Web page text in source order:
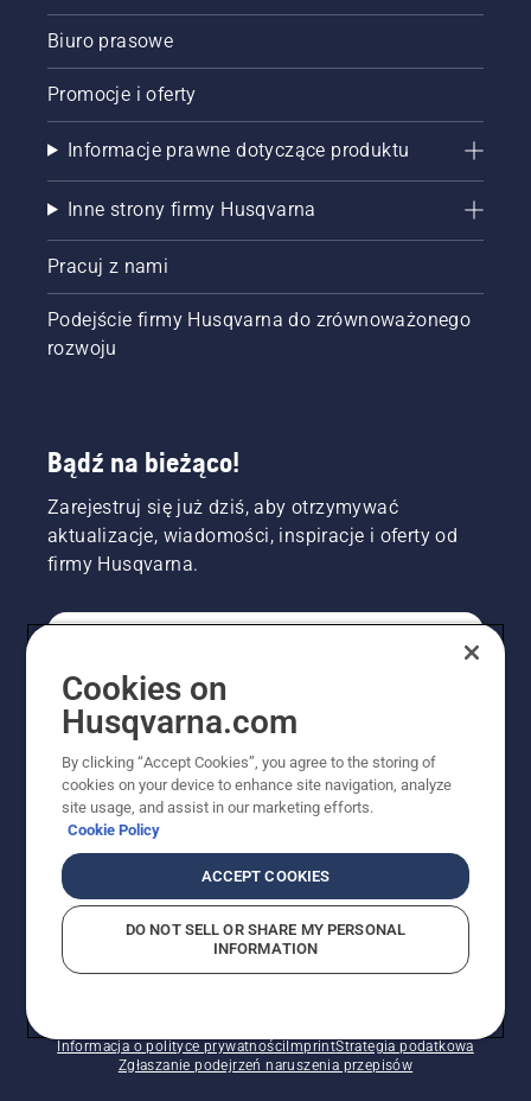
Biuro prasowe
Promocje i oferty
Informacje prawne dotyczące produktu
Inne strony firmy Husqvarna
Pracuj z nami
Podejście firmy Husqvarna do zrównoważonego
rozwoju
Bądź na bieżąco!
Zarejestruj się już dziś, aby otrzymywać
aktualizacje, wiadomości, inspiracje i oferty od
firmy Husqvarna.
PROFESJONALISTA
Informacja o polityce prywatnościImprintStrategia podatkowa
Zgłaszanie podejrzeń naruszenia przepisów
Cookies on
Husqvarna.com
By clicking “Accept Cookies”, you agree to the storing of
cookies on your device to enhance site navigation, analyze
site usage, and assist in our marketing efforts.
Cookie Policy
ACCEPT COOKIES
DO NOT SELL OR SHARE MY PERSONAL
INFORMATION